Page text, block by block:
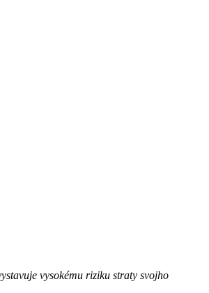
vysokému riziku straty svojho